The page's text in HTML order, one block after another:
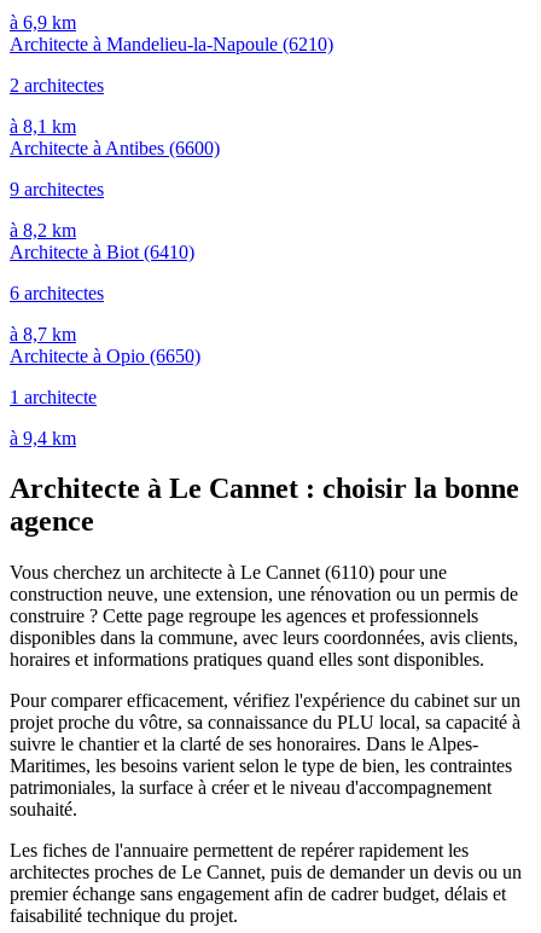
à 6,9 km
Architecte à Mandelieu-la-Napoule (6210)
2 architectes
à 8,1 km
Architecte à Antibes (6600)
9 architectes
à 8,2 km
Architecte à Biot (6410)
6 architectes
à 8,7 km
Architecte à Opio (6650)
1 architecte
à 9,4 km
Architecte à Le Cannet : choisir la bonne
agence
Vous cherchez un architecte à Le Cannet (6110) pour une
construction neuve, une extension, une rénovation ou un permis de
construire ? Cette page regroupe les agences et professionnels
disponibles dans la commune, avec leurs coordonnées, avis clients,
horaires et informations pratiques quand elles sont disponibles.
Pour comparer efficacement, vérifiez l'expérience du cabinet sur un
projet proche du vôtre, sa connaissance du PLU local, sa capacité à
suivre le chantier et la clarté de ses honoraires. Dans le Alpes-
Maritimes, les besoins varient selon le type de bien, les contraintes
patrimoniales, la surface à créer et le niveau d'accompagnement
souhaité.
Les fiches de l'annuaire permettent de repérer rapidement les
architectes proches de Le Cannet, puis de demander un devis ou un
premier échange sans engagement afin de cadrer budget, délais et
faisabilité technique du projet.